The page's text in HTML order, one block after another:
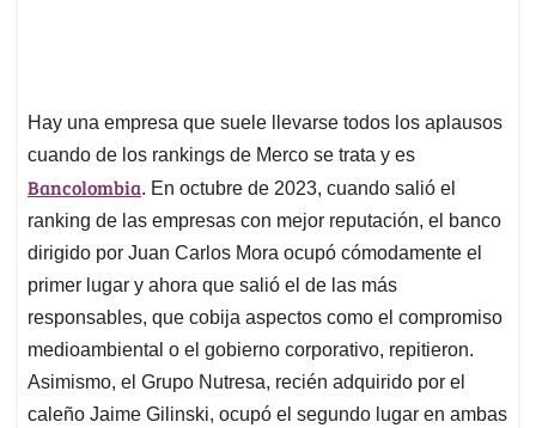
Hay una empresa que suele llevarse todos los aplausos
cuando de los rankings de Merco se trata y es
Bancolombia. En octubre de 2023, cuando salió el
ranking de las empresas con mejor reputación, el banco
dirigido por Juan Carlos Mora ocupó cómodamente el
primer lugar y ahora que salió el de las más
responsables, que cobija aspectos como el compromiso
medioambiental o el gobierno corporativo, repitieron.
Asimismo, el Grupo Nutresa, recién adquirido por el
caleño Jaime Gilinski, ocupó el segundo lugar en ambas